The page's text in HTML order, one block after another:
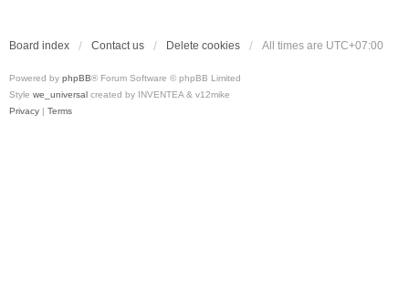
Board index Contact us Delete cookies All times are UTC+07:00
Powered by phpBB® Forum Software © phpBB Limited
Style we_universal created by INVENTEA & v12mike
Privacy | Terms